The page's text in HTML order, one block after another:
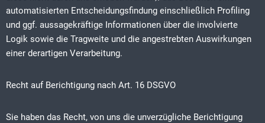
automatisierten Entscheidungsfindung einschließlich Profiling
und ggf. aussagekräftige Informationen über die involvierte
Logik sowie die Tragweite und die angestrebten Auswirkungen
einer derartigen Verarbeitung.
Recht auf Berichtigung nach Art. 16 DSGVO
Sie haben das Recht, von uns die unverzügliche Berichtigung